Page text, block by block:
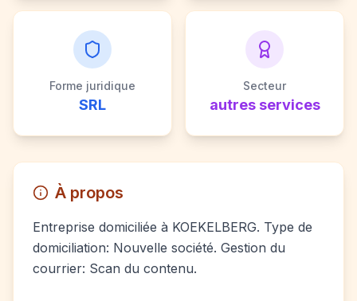
Forme juridique
SRL
Secteur
autres services
À propos
Entreprise domiciliée à KOEKELBERG. Type de
domiciliation: Nouvelle société. Gestion du
courrier: Scan du contenu.